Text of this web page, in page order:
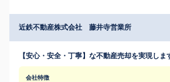
近鉄不動産株式会社 藤井寺営業所
【安心・安全・丁寧】な不動産売却を実現しま
会社特徴